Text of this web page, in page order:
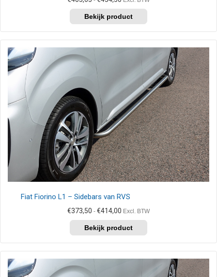
tot
€454,50
product
heeft
meerdere
gekozen
worden
op
de
productpagina
Fiat Fiorino L1 – Sidebars van RVS
€373,50 - €414,00 Prijsklasse:
tot
Excl. BTW
product
heeft
meerdere